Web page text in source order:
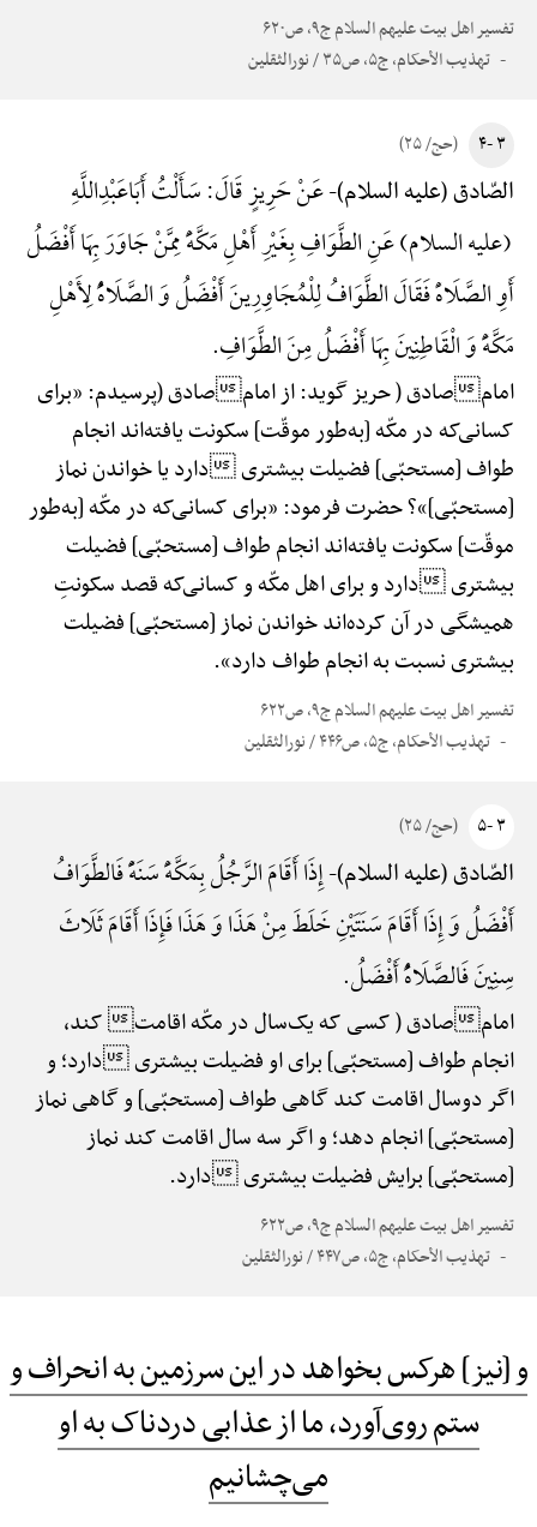
تفسیر اهل بیت علیهم السلام ج۹، ص۶۲۰
تهذیب الأحکام، ج۵، ص۳۵ / نورالثقلین
۳ -۴ (حج/ ۲۵)
الصّادق (علیه السلام)-عَنْ حَرِیزٍ قَالَ: سَأَلْتُ أَبَاعَبْدِ‌اللَّهِ
(علیه السلام) عَنِ الطَّوَافِ بِغَیْرِ أَهْلِ مَکَّهًَْ مِمَّنْ جَاوَرَ بِهَا أَفْضَلُ
أَوِ الصَّلَاهًْ فَقَالَ الطَّوَافُ لِلْمُجَاوِرِینَ أَفْضَلُ وَ الصَّلَاهًُْ لِأَهْلِ
مَکَّهًَْ وَ الْقَاطِنِینَ بِهَا أَفْضَلُ مِنَ الطَّوَافِ.
امامصادق ( حریز گوید: از امامصادق (پرسیدم: «برای
کسانی‌که در مکّه [به‌طور موقّت] سکونت یافته‌اند انجام
طواف [مستحبّی] فضیلت بیشتری دارد یا خواندن نماز
[مستحبّی]»؟ حضرت فرمود: «برای کسانی‌که در مکّه [به‌طور
موقّت] سکونت یافته‌اند انجام طواف [مستحبّی] فضیلت
بیشتری دارد و برای اهل مکّه و کسانی‌که قصد سکونتِ
همیشگی در آن کرده‌اند خواندن نماز [مستحبّی] فضیلت
بیشتری نسبت به انجام طواف دارد».
تفسیر اهل بیت علیهم السلام ج۹، ص۶۲۲
تهذیب الأحکام، ج۵، ص۴۴۶ / نورالثقلین
۳ -۵ (حج/ ۲۵)
الصّادق (علیه السلام)-إِذَا أَقَامَ الرَّجُلُ بِمَکَّهًَْ سَنَهًًْ فَالطَّوَافُ
أَفْضَلُ وَ إِذَا أَقَامَ سَنَتَیْنِ خَلَطَ مِنْ هَذَا وَ هَذَا فَإِذَا أَقَامَ ثَلَاثَ
سِنِینَ فَالصَّلَاهًُْ أَفْضَلُ.
امامصادق ( کسی که یک‌سال در مکّه اقامت کند،
انجام طواف [مستحبّی] برای او فضیلت بیشتری دارد؛ و
اگر دوسال اقامت کند گاهی طواف [مستحبّی] و گاهی نماز
[مستحبّی] انجام دهد؛ و اگر سه سال اقامت کند نماز
[مستحبّی] برایش فضیلت بیشتری دارد.
تفسیر اهل بیت علیهم السلام ج۹، ص۶۲۲
تهذیب الأحکام، ج۵، ص۴۴۷ / نورالثقلین
و [نیز] هرکس بخواهد در این سرزمین به انحراف و
ستم روی‌آورد، ما از عذابی دردناک به او
می‌چشانیم